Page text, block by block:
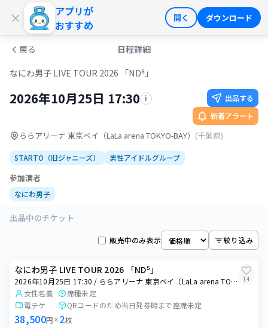
×
アプリが
おすすめ
開く ダウンロード
ログイン 会員登録
戻る 日程詳細
なにわ男子 LIVE TOUR 2026 「ND⁵」
2026年10月25日 17:30 i
出品する
新着アラート
ららアリーナ 東京ベイ（LaLa arena TOKYO-BAY） (千葉県)
STARTO（旧ジャニーズ） 男性アイドルグループ
参加演者
なにわ男子
出品中のチケット
販売中のみ表示 絞り込み
なにわ男子 LIVE TOUR 2026 「ND⁵」
2026年10月25日 17:30 / ららアリーナ 東京ベイ（LaLa arena TOKYO-BAY） 14
女性名義
席種未定
電チケ
QRコードのため当日発券時まで座席未定
38,500円 × 2枚